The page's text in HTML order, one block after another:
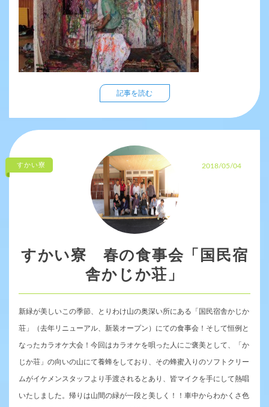
記事を読む
すかい寮 2018/05/04
すかい寮 春の食事会「国民宿
舎かじか荘」
新緑が美しいこの季節、とりわけ山の奥深い所にある「国民宿舎かじか
荘」（去年リニューアル、新装オープン）にての食事会！そして恒例と
なったカラオケ大会！今回はカラオケを唄った人にご褒美として、「か
じか荘」の向いの山にて養蜂をしており、その蜂蜜入りのソフトクリー
ムがイケメンスタッフより手渡されるとあり、皆マイクを手にして熱唱
いたしました。帰りは山間の緑が一段と美しく！！車中からわかくさ色